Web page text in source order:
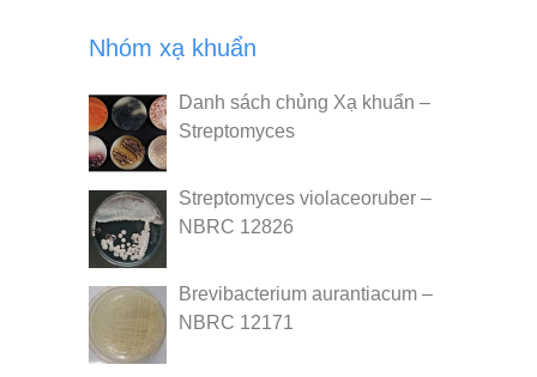
Nhóm xạ khuẩn
Danh sách chủng Xạ khuẩn –
Streptomyces
Streptomyces violaceoruber –
NBRC 12826
Brevibacterium aurantiacum –
NBRC 12171